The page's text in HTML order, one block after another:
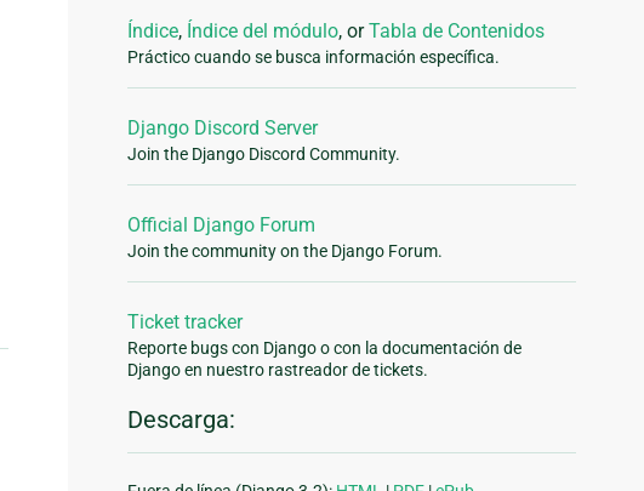
Índice, Índice del módulo, orTabla de Contenidos
Práctico cuando se busca información específica.
Django Discord Server
Join the Django Discord Community.
Official Django Forum
Join the community on the Django Forum.
Ticket tracker
Reporte bugs con Django o con la documentación de
Django en nuestro rastreador de tickets.
Descarga: